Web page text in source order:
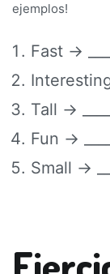
ejemplos!
Fast →
Interesting
Tall →
Fun →
Small →